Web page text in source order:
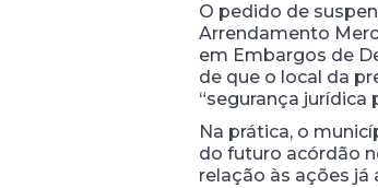
O pedido de
Arrendamento
em Embargos de
de que o local da
“segurança jurídica
Na prática, o
do futuro acórdão
relação às ações